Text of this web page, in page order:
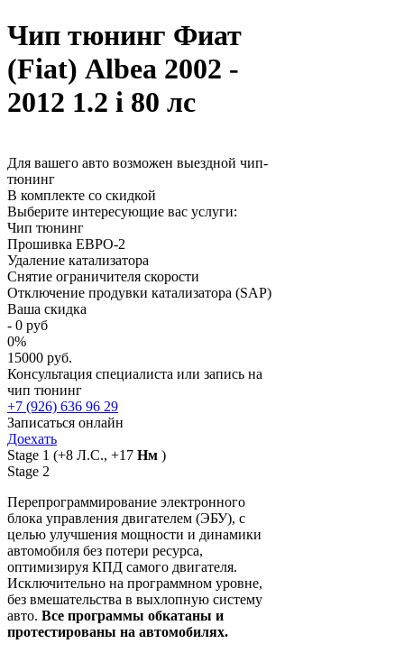
Чип тюнинг Фиат
(Fiat) Albea 2002 -
2012 1.2 i 80 лс
Для вашего авто возможен выездной чип-
тюнинг
В комплекте со скидкой
Выберите интересующие вас услуги:
Чип тюнинг
Прошивка ЕВРО-2
Удаление катализатора
Снятие ограничителя скорости
Отключение продувки катализатора (SAP)
Ваша скидка
- 0 руб
0%
15000 руб.
Консультация специалиста или запись на
чип тюнинг
+7 (926) 636 96 29
Записаться онлайн
Доехать
Stage 1 (+8 Л.С., +17 Нм )
Stage 2
Перепрограммирование электронного
блока управления двигателем (ЭБУ), с
целью улучшения мощности и динамики
автомобиля без потери ресурса,
оптимизируя КПД самого двигателя.
Исключительно на программном уровне,
без вмешательства в выхлопную систему
авто. Все программы обкатаны и
протестированы на автомобилях.